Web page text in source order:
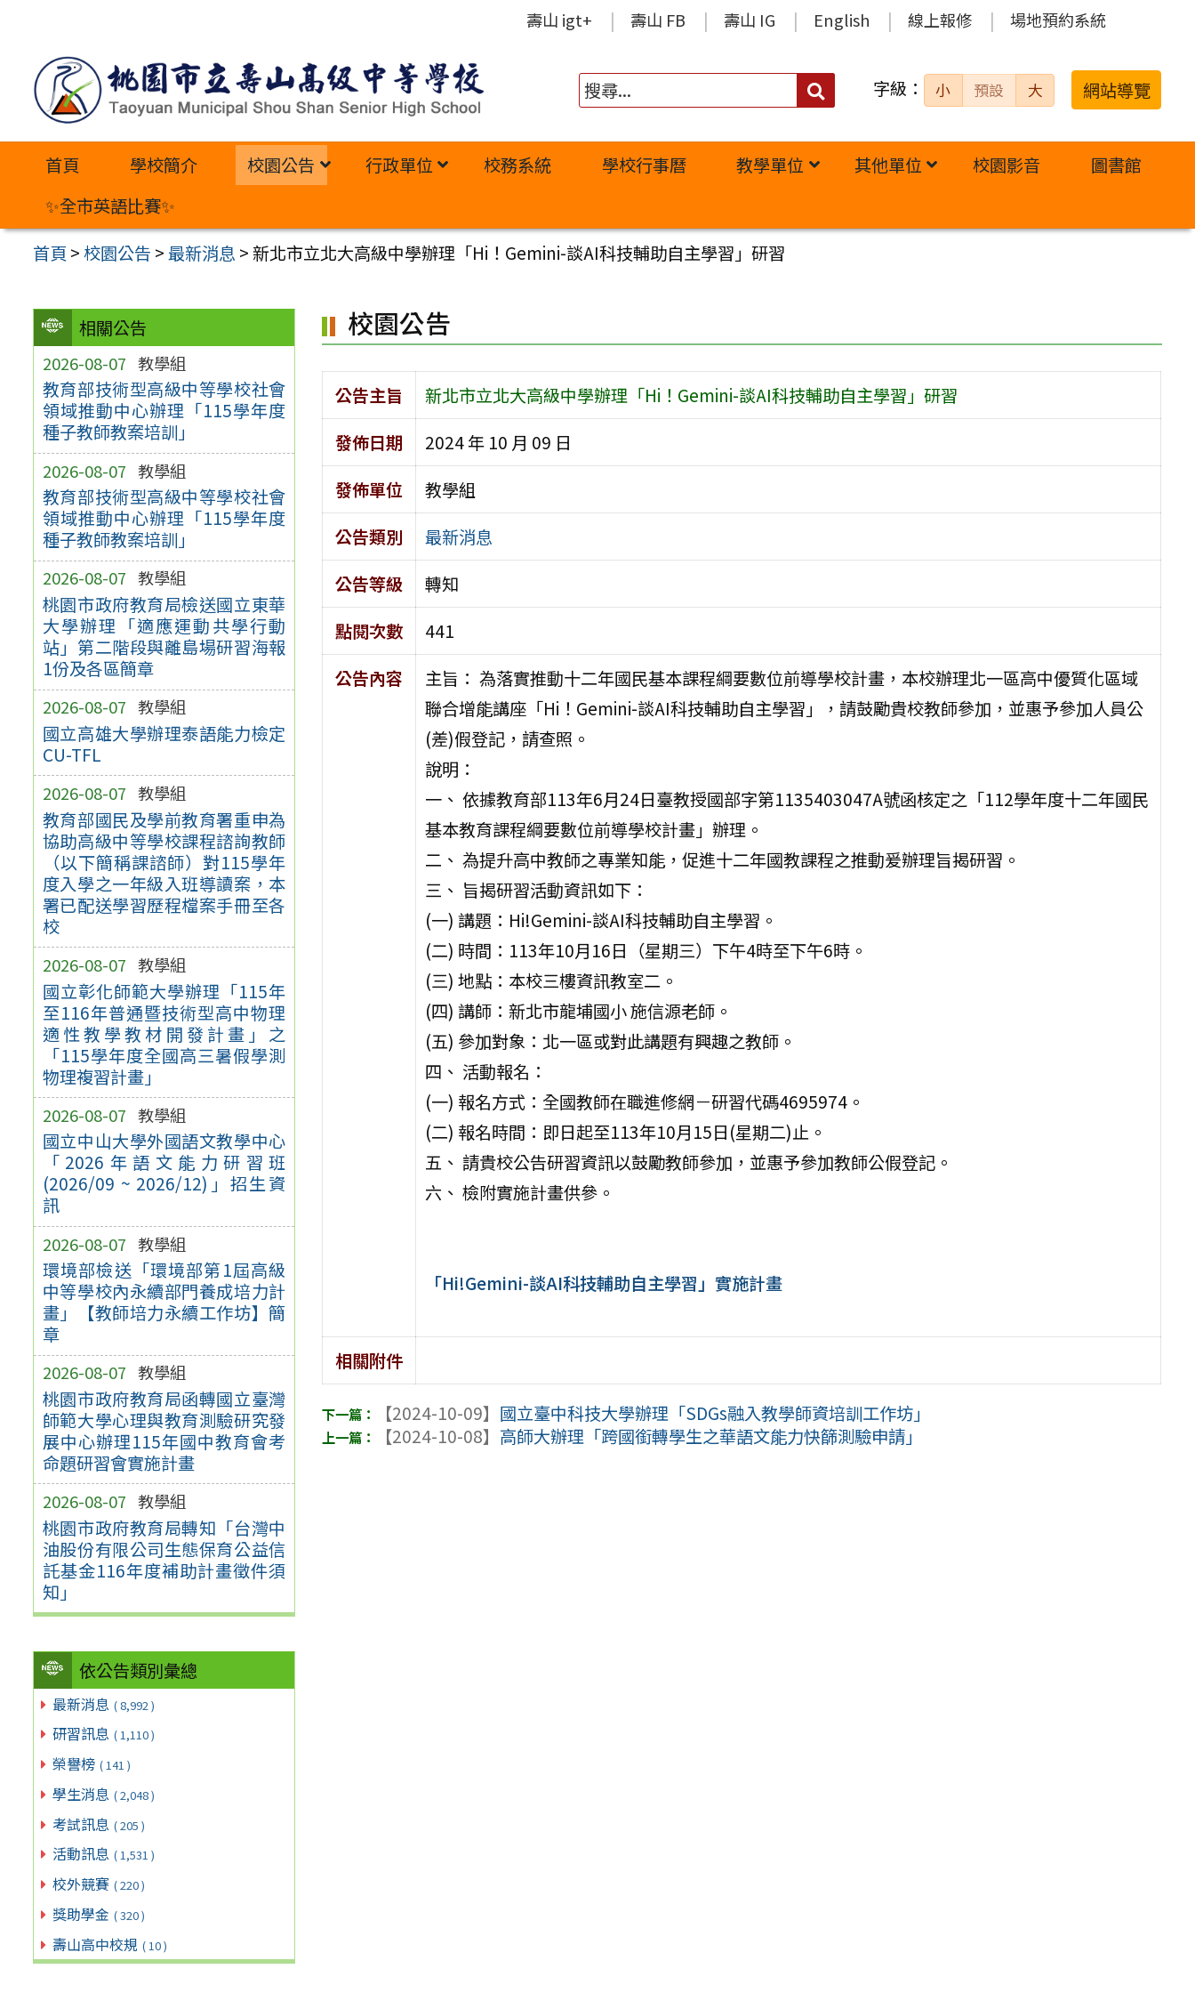
內
壽山 igt+ 壽山 FB 壽山 IG English 線上報修 場地預約系統
搜
字級： 小 預設 大 網站導覽
首頁 學校簡介 校園公告 行政單位 校務系統 學校行事曆 教學單位 其他單位 校園影音
圖書館
✨全市英語比賽✨
首頁 >校園公告 >最新消息 > 新北市立北大高級中學辦理「Hi！Gemini-談AI科技輔助自主學習」研習
相關公告
2026-08-07 教學組
教育部技術型高級中等學校社會
領域推動中心辦理「115學年度
種子教師教案培訓」
2026-08-07 教學組
教育部技術型高級中等學校社會
領域推動中心辦理「115學年度
種子教師教案培訓」
2026-08-07 教學組
桃園市政府教育局檢送國立東華
大學辦理「適應運動共學行動
站」第二階段與離島場研習海報
1份及各區簡章
2026-08-07 教學組
國立高雄大學辦理泰語能力檢定
CU-TFL
2026-08-07 教學組
教育部國民及學前教育署重申為
協助高級中等學校課程諮詢教師
（以下簡稱課諮師）對115學年
度入學之一年級入班導讀案，本
署已配送學習歷程檔案手冊至各
校
2026-08-07 教學組
國立彰化師範大學辦理「115年
至116年普通暨技術型高中物理
適性教學教材開發計畫」之
「115學年度全國高三暑假學測
物理複習計畫」
2026-08-07 教學組
國立中山大學外國語文教學中心
「2026年語文能力研習班
(2026/09 ~ 2026/12)」招生資
訊
2026-08-07 教學組
環境部檢送「環境部第1屆高級
中等學校內永續部門養成培力計
畫」【教師培力永續工作坊】簡
章
2026-08-07 教學組
桃園市政府教育局函轉國立臺灣
師範大學心理與教育測驗研究發
展中心辦理115年國中教育會考
命題研習會實施計畫
2026-08-07 教學組
桃園市政府教育局轉知「台灣中
油股份有限公司生態保育公益信
託基金116年度補助計畫徵件須
知」
依公告類別彙總
最新消息 ( 8,992 )
研習訊息 ( 1,110 )
榮譽榜 ( 141 )
學生消息 ( 2,048 )
考試訊息 ( 205 )
活動訊息 ( 1,531 )
校外競賽 ( 220 )
獎助學金 ( 320 )
壽山高中校規 ( 10 )
校園公告
公告主旨
新北市立北大高級中學辦理「Hi！Gemini-談AI科技輔助自主學習」研習
發佈日期
2024 年 10 月 09 日
發佈單位
教學組
公告類別
最新消息
公告等級
轉知
點閱次數
441
公告內容
主旨： 為落實推動十二年國民基本課程綱要數位前導學校計畫，本校辦理北一區高中優質化區域
聯合增能講座「Hi！Gemini-談AI科技輔助自主學習」，請鼓勵貴校教師參加，並惠予參加人員公
(差)假登記，請查照。
說明：
一、 依據教育部113年6月24日臺教授國部字第1135403047A號函核定之「112學年度十二年國民
基本教育課程綱要數位前導學校計畫」辦理。
二、 為提升高中教師之專業知能，促進十二年國教課程之推動爰辦理旨揭研習。
三、 旨揭研習活動資訊如下：
(一) 講題：Hi!Gemini-談AI科技輔助自主學習。
(二) 時間：113年10月16日（星期三）下午4時至下午6時。
(三) 地點：本校三樓資訊教室二。
(四) 講師：新北市龍埔國小 施信源老師。
(五) 參加對象：北一區或對此講題有興趣之教師。
四、 活動報名：
(一) 報名方式：全國教師在職進修網－研習代碼4695974。
(二) 報名時間：即日起至113年10月15日(星期二)止。
五、 請貴校公告研習資訊以鼓勵教師參加，並惠予參加教師公假登記。
六、 檢附實施計畫供參。
「Hi!Gemini-談AI科技輔助自主學習」實施計畫
相關附件
【2024-10-09】 國立臺中科技大學辦理「SDGs融入教學師資培訓工作坊」
【2024-10-08】 高師大辦理「跨國銜轉學生之華語文能力快篩測驗申請」